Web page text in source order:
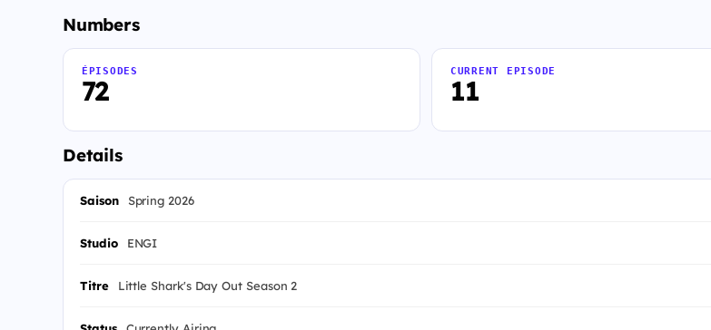
Numbers
72
ÉPISODES
11
CURRENT EPISODE
Details
Saison Spring 2026
Studio ENGI
Titre Little Shark's Day Out Season 2